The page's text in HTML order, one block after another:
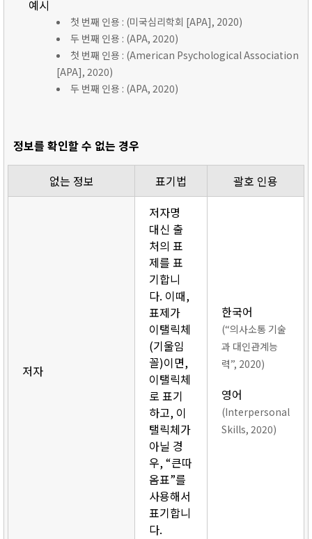
예시
첫 번째 인용 : (미국심리학회 [APA], 2020)
두 번째 인용 : (APA, 2020)
첫 번째 인용 : (American Psychological Association
[APA], 2020)
두 번째 인용 : (APA, 2020)
정보를 확인할 수 없는 경우
없는 정보 표기법 괄호 인용
저자
저자명
대신 출
처의 표
제를 표
기합니
다. 이때,
표제가
이탤릭체
(기울임
꼴)이면,
이탤릭체
로 표기
하고, 이
탤릭체가
아닐 경
우, “큰따
옴표”를
사용해서
표기합니
다.
한국어
(“의사소통 기술
과 대인관계능
력”, 2020)
영어
(Interpersonal
Skills, 2020)